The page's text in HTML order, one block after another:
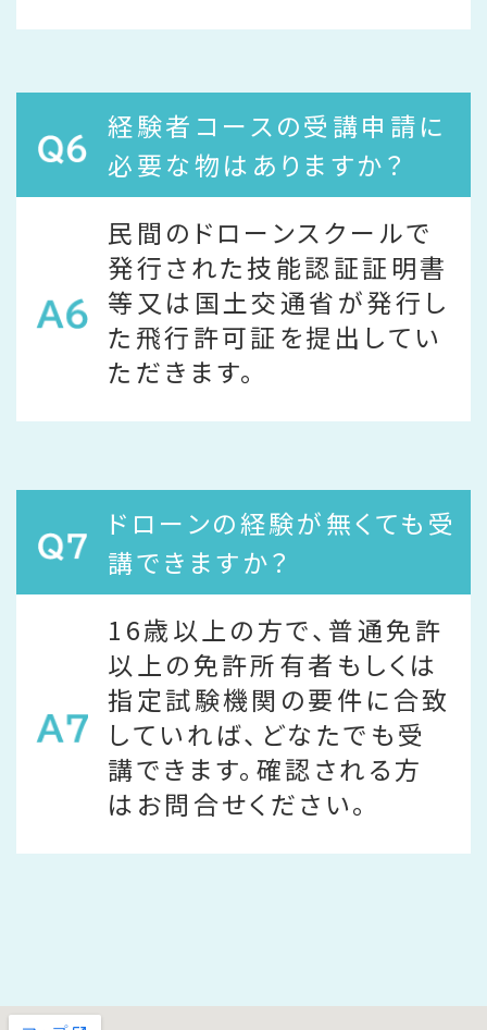
経験者コースの受講申請に
必要な物はありますか？
民間のドローンスクールで
発行された技能認証証明書
等又は国土交通省が発行し
た飛行許可証を提出してい
ただきます。
ドローンの経験が無くても受
講できますか？
16歳以上の方で、普通免許
以上の免許所有者もしくは
指定試験機関の要件に合致
していれば、どなたでも受
講できます。確認される方
はお問合せください。